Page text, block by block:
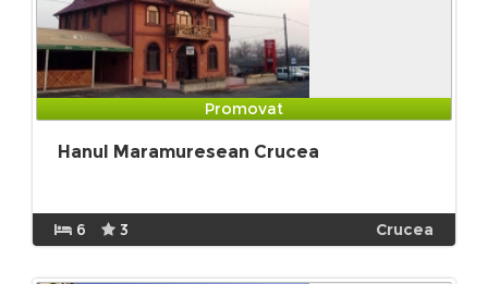
Promovat
Hanul Maramuresean Crucea
6 3 Crucea